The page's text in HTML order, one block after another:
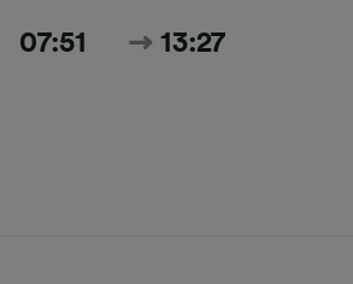
07:51 13:27